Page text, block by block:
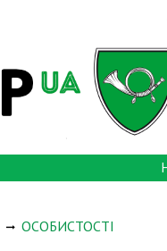
ОСОБИСТОСТІ